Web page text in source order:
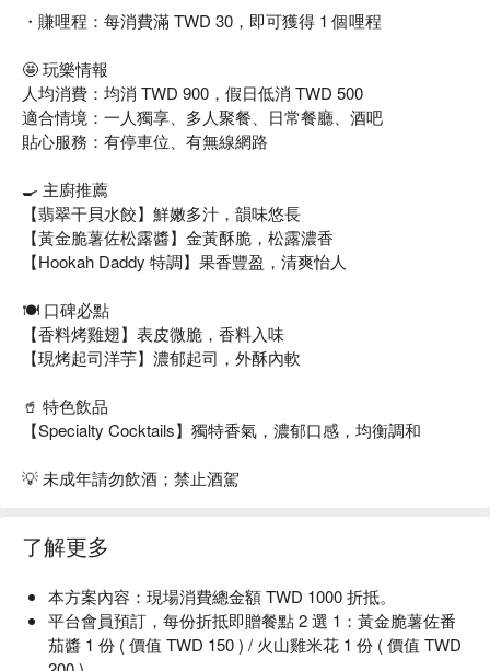
・賺哩程：每消費滿 TWD 30，即可獲得 1 個哩程
🤩 玩樂情報
人均消費：均消 TWD 900，假日低消 TWD 500
適合情境：一人獨享、多人聚餐、日常餐廳、酒吧
貼心服務：有停車位、有無線網路
🍳 主廚推薦
【翡翠干貝水餃】鮮嫩多汁，韻味悠長
【黃金脆薯佐松露醬】金黃酥脆，松露濃香
【Hookah Daddy 特調】果香豐盈，清爽怡人
🍽️ 口碑必點
【香料烤雞翅】表皮微脆，香料入味
【現烤起司洋芋】濃郁起司，外酥內軟
🥤 特色飲品
【Specialty Cocktails】獨特香氣，濃郁口感，均衡調和
💡 未成年請勿飲酒；禁止酒駕
了解更多
本方案內容：現場消費總金額 TWD 1000 折抵。
平台會員預訂，每份折抵即贈餐點 2 選 1：黃金脆薯佐番
茄醬 1 份 ( 價值 TWD 150 ) / 火山雞米花 1 份 ( 價值 TWD